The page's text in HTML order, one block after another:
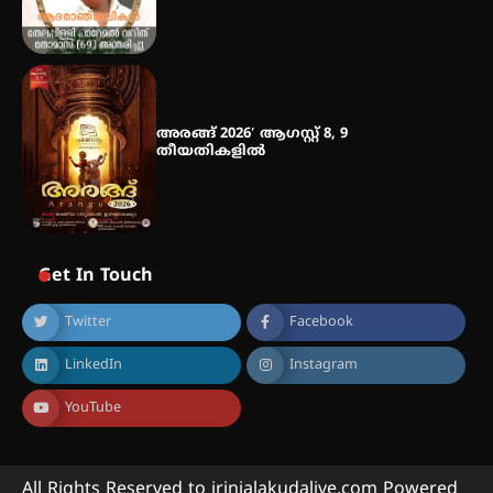
അരങ്ങ് 2026′ ആഗസ്റ്റ് 8, 9
തീയതികളിൽ
Get In Touch
Twitter Facebook
LinkedIn Instagram
YouTube